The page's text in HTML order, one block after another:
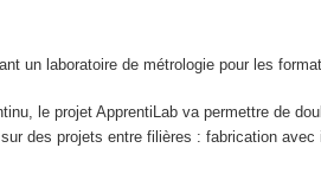
un laboratoire de métrologie pour les
le projet ApprentiLab va permettre de
des projets entre filières : fabrication